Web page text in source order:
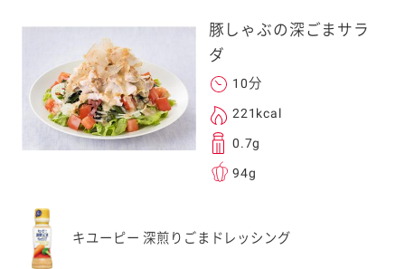
豚しゃぶの深ごまサラ
ダ
10分
221kcal
0.7g
94g
キユーピー 深煎りごまドレッシング